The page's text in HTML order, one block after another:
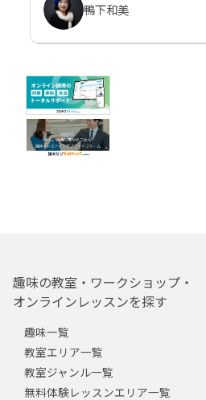
鴨下和美
趣味の教室・ワークショップ・
オンラインレッスンを探す
趣味一覧
教室エリア一覧
教室ジャンル一覧
無料体験レッスンエリア一覧